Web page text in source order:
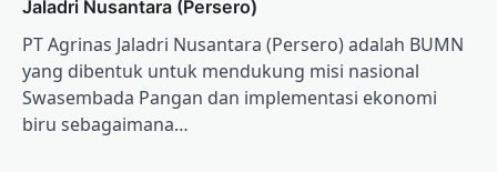
Jaladri Nusantara (Persero)
PT Agrinas Jaladri Nusantara (Persero) adalah BUMN
yang dibentuk untuk mendukung misi nasional
Swasembada Pangan dan implementasi ekonomi
biru sebagaimana…